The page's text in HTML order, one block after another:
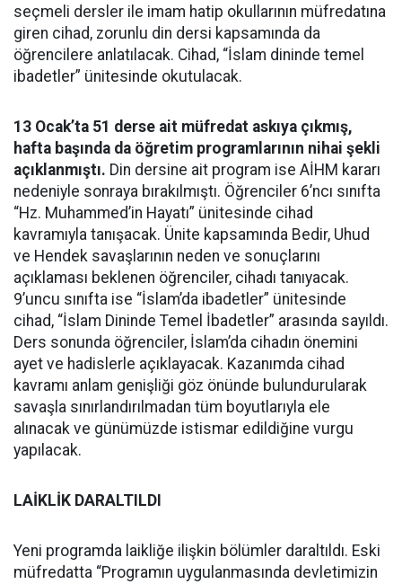
seçmeli dersler ile imam hatip okullarının müfredatına
giren cihad, zorunlu din dersi kapsamında da
öğrencilere anlatılacak. Cihad, “İslam dininde temel
ibadetler” ünitesinde okutulacak.
13 Ocak’ta 51 derse ait müfredat askıya çıkmış,
hafta başında da öğretim programlarının nihai şekli
açıklanmıştı. Din dersine ait program ise AİHM kararı
nedeniyle sonraya bırakılmıştı. Öğrenciler 6’ncı sınıfta
“Hz. Muhammed’in Hayatı” ünitesinde cihad
kavramıyla tanışacak. Ünite kapsamında Bedir, Uhud
ve Hendek savaşlarının neden ve sonuçlarını
açıklaması beklenen öğrenciler, cihadı tanıyacak.
9’uncu sınıfta ise “İslam’da ibadetler” ünitesinde
cihad, “İslam Dininde Temel İbadetler” arasında sayıldı.
Ders sonunda öğrenciler, İslam’da cihadın önemini
ayet ve hadislerle açıklayacak. Kazanımda cihad
kavramı anlam genişliği göz önünde bulundurularak
savaşla sınırlandırılmadan tüm boyutlarıyla ele
alınacak ve günümüzde istismar edildiğine vurgu
yapılacak.
LAİKLİK DARALTILDI
Yeni programda laikliğe ilişkin bölümler daraltıldı. Eski
müfredatta “Programın uygulanmasında devletimizin